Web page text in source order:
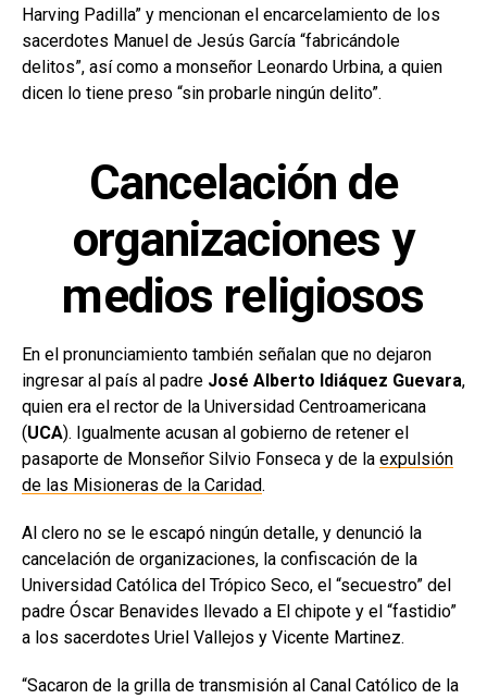
Harving Padilla” y mencionan el encarcelamiento de los
sacerdotes Manuel de Jesús García “fabricándole
delitos”, así como a monseñor Leonardo Urbina, a quien
dicen lo tiene preso “sin probarle ningún delito”.
Cancelación de
organizaciones y
medios religiosos
En el pronunciamiento también señalan que no dejaron
ingresar al país al padre José Alberto Idiáquez Guevara,
quien era el rector de la Universidad Centroamericana
(UCA). Igualmente acusan al gobierno de retener el
pasaporte de Monseñor Silvio Fonseca y de la expulsión
de las Misioneras de la Caridad.
Al clero no se le escapó ningún detalle, y denunció la
cancelación de organizaciones, la confiscación de la
Universidad Católica del Trópico Seco, el “secuestro” del
padre Óscar Benavides llevado a El chipote y el “fastidio”
a los sacerdotes Uriel Vallejos y Vicente Martinez.
“Sacaron de la grilla de transmisión al Canal Católico de la